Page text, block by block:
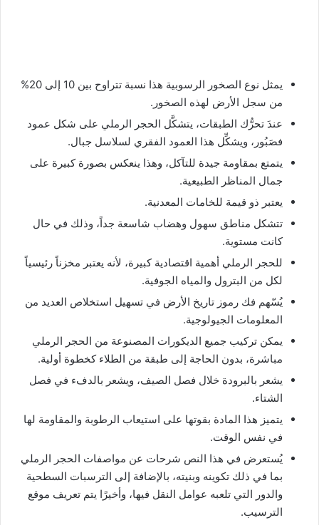
يمثل نوع الصخور الرسوبية هذا نسبة تتراوح بين 10 إلى 20%
من سجل الأرض لهذه الصخور.
عندَ تحرُّك الطبقات، يتشكَّل الحجر الرملي على شكل عمود
فصَبُور، ويشكِّل هذا العمود الفقري لسلاسل جبال.
يتمتع بمقاومة جيدة للتآكل، وهذا ينعكس بصورة كبيرة على
جمال المناظر الطبيعية.
يعتبر ذو قيمة للخامات المعدنية.
تتشكل مناطق سهول وهضاب شاسعة جداً، وذلك في حال
كانت مستوية.
للحجر الرملي أهمية اقتصادية كبيرة، لأنه يعتبر مخزناً رئيسياً
لكل من البترول والمياه الجوفية.
يُسّهم فك رموز تاريخ الأرض في تسهيل استخلاص العديد من
المعلومات الجيولوجية.
يمكن تركيب جميع الديكورات المصنوعة من الحجر الرملي
مباشرة، بدون الحاجة إلى طبقة من الطلاء كخطوة أولية.
يشعر بالبرودة خلال فصل الصيف، ويشعر بالدفء في فصل
الشتاء.
يتميز هذا المادة بقوتها على استيعاب الرطوبة والمقاومة لها
في نفس الوقت.
يُستعرض في هذا النص شرحات عن مواصفات الحجر الرملي
بما في ذلك تكوينه وبنيته، بالإضافة إلى الترسبات السطحية
والدور التي تلعبه عوامل النقل فيها، وأخيرًا يتم تعريف موقع
الترسيب.